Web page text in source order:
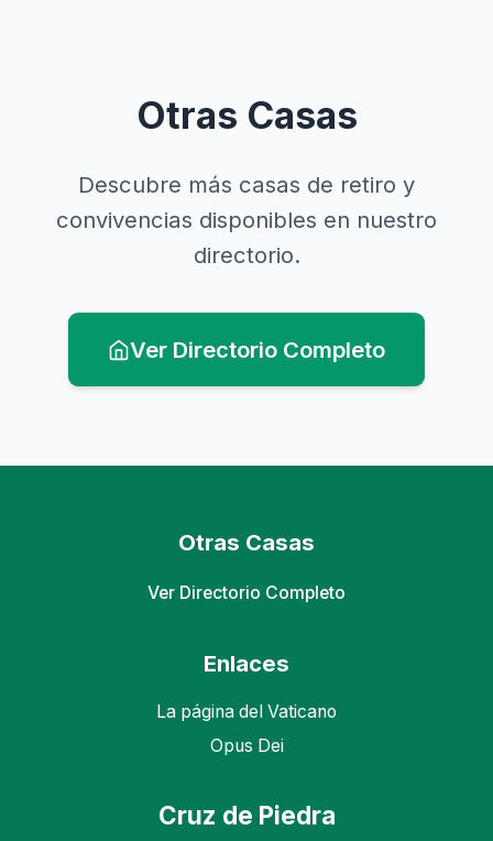
Otras Casas
Descubre más casas de retiro y
convivencias disponibles en nuestro
directorio.
Ver Directorio Completo
Otras Casas
Ver Directorio Completo
Enlaces
La página del Vaticano
Opus Dei
Cruz de Piedra